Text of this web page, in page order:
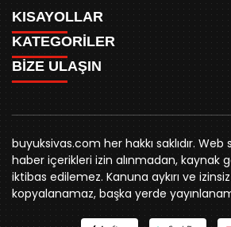
KISAYOLLAR
ANASAYFA
AKSU CANLI
MEYDAN CANLI
MEDRESELER CANLI
MERAKÜM CANLI
YUKARI TEKKE CANLI
KURUMSAL KİMLİK
REKLAM FİYATLARI
BİZE ULAŞIN
KÜNYE
KATEGORİLER
WHATSAPP
SPOR
SİYASET
BELEDİYE
SİVAS VALİLİĞİ
ÜNİVERSİTE
KURUMLAR
STK
YORUM
BİZE ULAŞIN
0346 221 00 60
buyuksivashaber@gmail.com
Örtülüpınar Mah. İnönü Bulvarı
Sivas
buyuksivas.com her hakkı saklıdır.
haber içerikleri izin alınmadan, kaynak
iktibas edilemez. Kanuna aykırı ve
kopyalanamaz, başka yerde